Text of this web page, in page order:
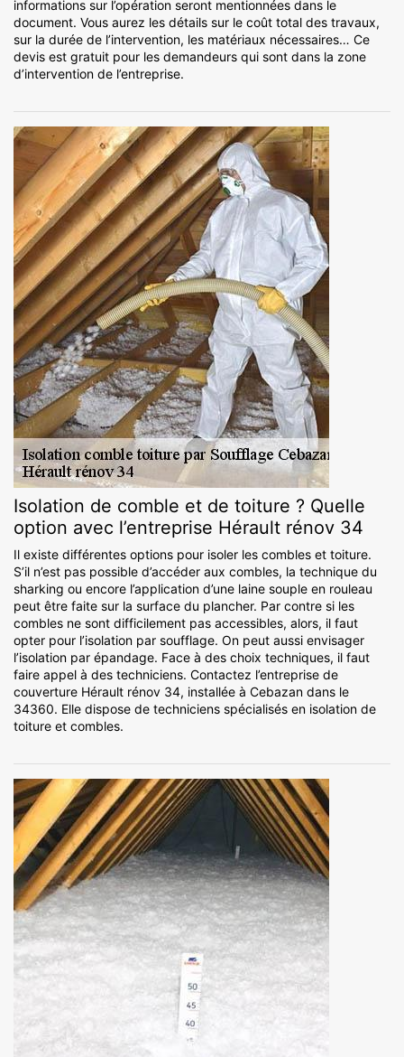
informations sur l’opération seront mentionnées dans le
document. Vous aurez les détails sur le coût total des travaux,
sur la durée de l’intervention, les matériaux nécessaires… Ce
devis est gratuit pour les demandeurs qui sont dans la zone
d’intervention de l’entreprise.
Isolation de comble et de toiture ? Quelle
option avec l’entreprise Hérault rénov 34
Il existe différentes options pour isoler les combles et toiture.
S’il n’est pas possible d’accéder aux combles, la technique du
sharking ou encore l’application d’une laine souple en rouleau
peut être faite sur la surface du plancher. Par contre si les
combles ne sont difficilement pas accessibles, alors, il faut
opter pour l’isolation par soufflage. On peut aussi envisager
l’isolation par épandage. Face à des choix techniques, il faut
faire appel à des techniciens. Contactez l’entreprise de
couverture Hérault rénov 34, installée à Cebazan dans le
34360. Elle dispose de techniciens spécialisés en isolation de
toiture et combles.